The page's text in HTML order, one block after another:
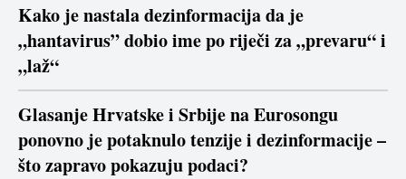
Kako je nastala dezinformacija da je
„hantavirus” dobio ime po riječi za „prevaru“ i
„laž“
Glasanje Hrvatske i Srbije na Eurosongu
ponovno je potaknulo tenzije i dezinformacije –
što zapravo pokazuju podaci?